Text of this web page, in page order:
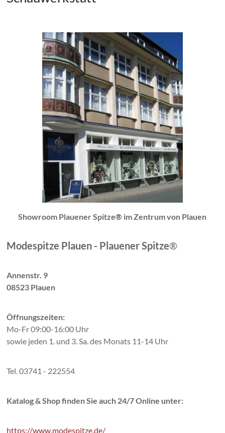
Showroom Plauener Spitze® im Zentrum von Plauen
Modespitze Plauen - Plauener Spitze®
Annenstr. 9
08523 Plauen
Öffnungszeiten:
Mo-Fr 09:00-16:00 Uhr
sowie jeden 1. und 3. Sa. des Monats 11-14 Uhr
Tel. 03741 - 222554
Katalog & Shop finden Sie auch 24/7 Online unter:
https://www.modespitze.de/